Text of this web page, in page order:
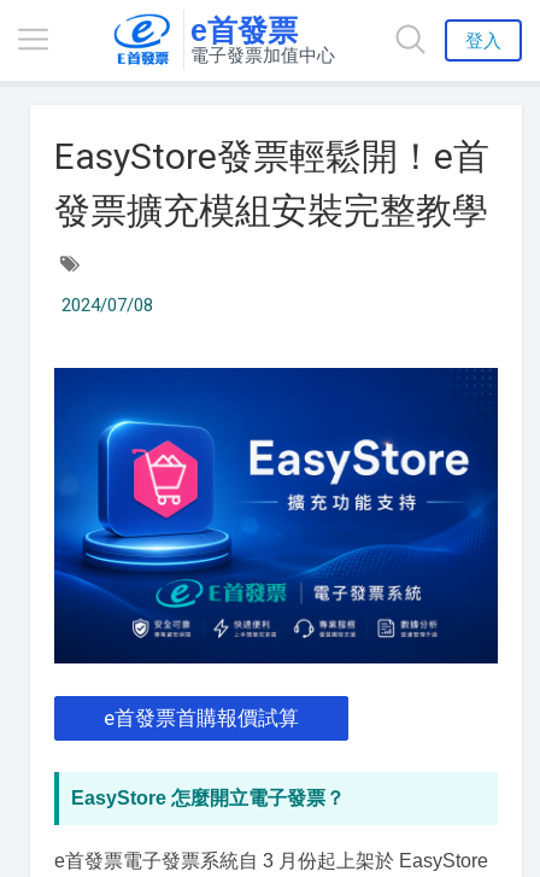
e首發票
電子發票加值中心
登入
EasyStore發票輕鬆開！e首
發票擴充模組安裝完整教學
2024/07/08
e首發票首購報價試算
EasyStore 怎麼開立電子發票？
e首發票電子發票系統自 3 月份起上架於 EasyStore